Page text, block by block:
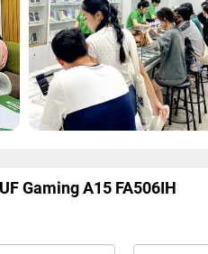
Gaming A15 FA506IH